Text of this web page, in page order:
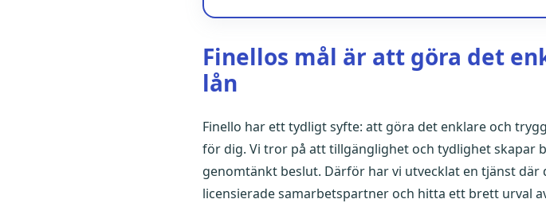
Finellos mål är att göra det
lån
Finello har ett tydligt syfte: att göra det enklare och
för dig. Vi tror på att tillgänglighet och tydlighet
genomtänkt beslut. Därför har vi utvecklat en tjänst
licensierade samarbetspartner och hitta ett brett urval